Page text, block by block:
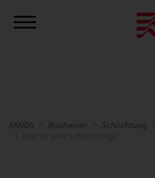
AKNDS Bauherren Schlichtung